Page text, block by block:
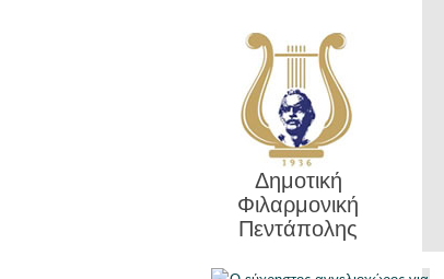
Δημοτική
Φιλαρμονική
Πεντάπολης